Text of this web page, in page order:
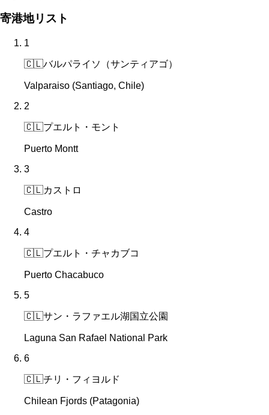
寄港地リスト
1
🇨🇱バルパライソ（サンティアゴ）
Valparaiso (Santiago, Chile)
2
🇨🇱プエルト・モント
Puerto Montt
3
🇨🇱カストロ
Castro
4
🇨🇱プエルト・チャカブコ
Puerto Chacabuco
5
🇨🇱サン・ラファエル湖国立公園
Laguna San Rafael National Park
6
🇨🇱チリ・フィヨルド
Chilean Fjords (Patagonia)